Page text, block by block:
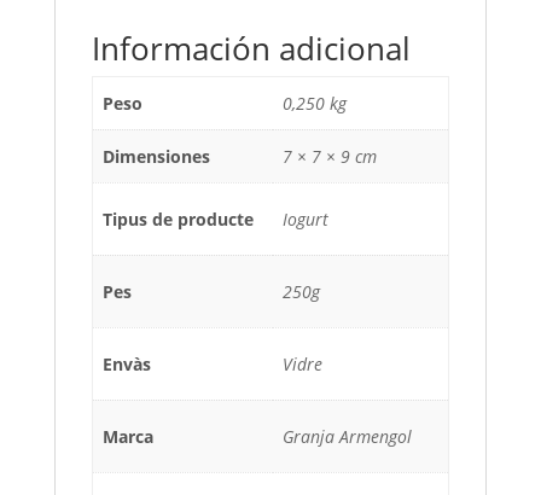
Información adicional
Peso 0,250 kg
Dimensiones 7 × 7 × 9 cm
Tipus de producte Iogurt
Pes 250g
Envàs Vidre
Marca Granja Armengol